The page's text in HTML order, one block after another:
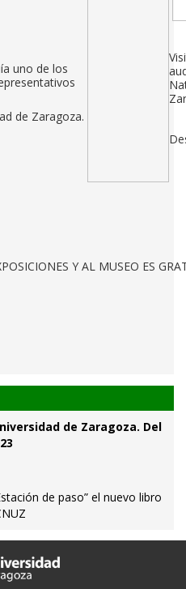
uno de los
de Zaragoza.
Y AL MUSEO ES
de Zaragoza. Del
de paso” el nuevo libro